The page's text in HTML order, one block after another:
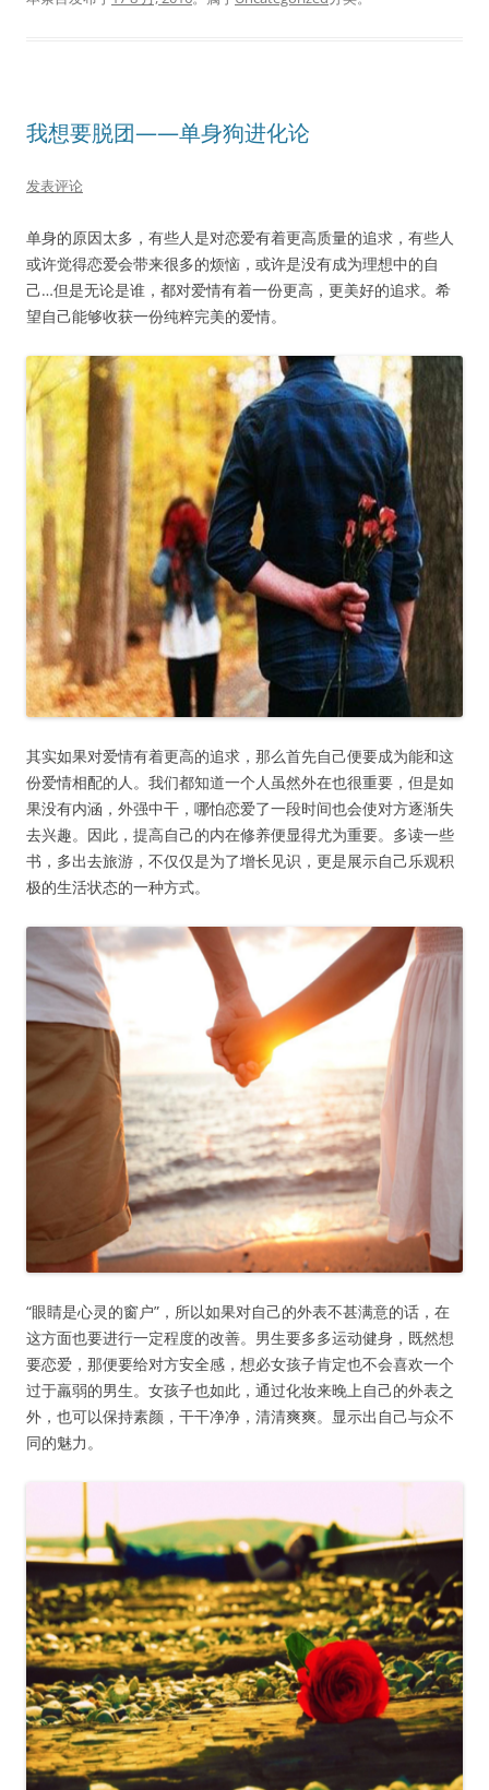
我想要脱团——单身狗进化论
发表评论
单身的原因太多，有些人是对恋爱有着更高质量的追求，有些人
或许觉得恋爱会带来很多的烦恼，或许是没有成为理想中的自
己…但是无论是谁，都对爱情有着一份更高，更美好的追求。希
望自己能够收获一份纯粹完美的爱情。
其实如果对爱情有着更高的追求，那么首先自己便要成为能和这
份爱情相配的人。我们都知道一个人虽然外在也很重要，但是如
果没有内涵，外强中干，哪怕恋爱了一段时间也会使对方逐渐失
去兴趣。因此，提高自己的内在修养便显得尤为重要。多读一些
书，多出去旅游，不仅仅是为了增长见识，更是展示自己乐观积
极的生活状态的一种方式。
“眼睛是心灵的窗户”，所以如果对自己的外表不甚满意的话，在
这方面也要进行一定程度的改善。男生要多多运动健身，既然想
要恋爱，那便要给对方安全感，想必女孩子肯定也不会喜欢一个
过于羸弱的男生。女孩子也如此，通过化妆来晚上自己的外表之
外，也可以保持素颜，干干净净，清清爽爽。显示出自己与众不
同的魅力。